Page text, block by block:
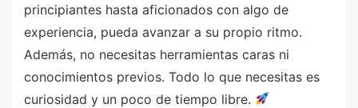
principiantes hasta aficionados con algo de
experiencia, pueda avanzar a su propio ritmo.
Además, no necesitas herramientas caras ni
conocimientos previos. Todo lo que necesitas es
curiosidad y un poco de tiempo libre.